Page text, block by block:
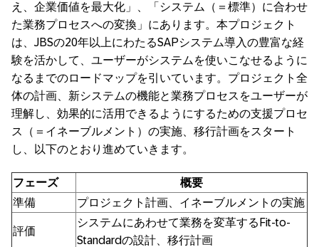
え、企業価値を最大化​」、「システム（＝標準）に合わせ
た業務プロセスへの変換​」にあります。本プロジェクト
は、JBSの20年以上にわたるSAPシステム導入の豊富な経
験を活かして、ユーザーがシステムを使いこなせるように
なるまでのロードマップを引いています。プロジェクト全
体の計画、新システムの機能と業務プロセスをユーザーが
理解し、効果的に活用できるようにするための支援プロセ
ス（＝イネーブルメント）の実施、移行計画をスタート
し、以下のとおり進めていきます。
フェーズ
概要
準備
プロジェクト計画、イネーブルメントの実施
評価
システムにあわせて業務を変革するFit-to-
Standardの設計、移行計画